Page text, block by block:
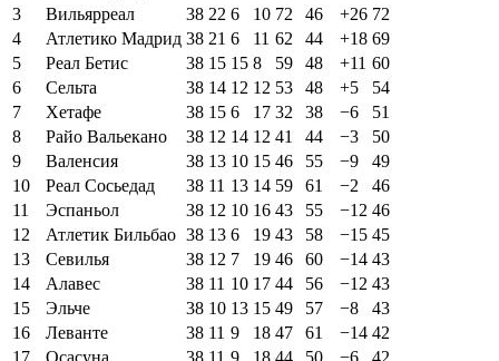
3
Вильярреал 38 22 6 10 72 46 +26 72
4
Атлетико Мадрид 38 21 6 11 62 44 +18 69
5
Реал Бетис 38 15 15 8 59 48 +11 60
6
Сельта 38 14 12 12 53 48 +5
54
7
Хетафе 38 15 6 17 32 38 −6
51
8
Райо Вальекано 38 12 14 12 41 44 −3
50
9
Валенсия 38 13 10 15 46 55 −9
49
10
Реал Сосьедад 38 11 13 14 59 61 −2
46
11
Эспаньол 38 12 10 16 43 55 −12 46
12
Атлетик Бильбао 38 13 6 19 43 58 −15 45
13
Севилья 38 12 7 19 46 60 −14 43
14
Алавес 38 11 10 17 44 56 −12 43
15
Эльче 38 10 13 15 49 57 −8
43
16
Леванте 38 11 9 18 47 61 −14 42
17
Осасуна 38 11 9 18 44 50 −6 42